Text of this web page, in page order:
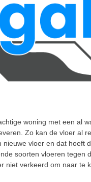
woning met een al
Zo kan de vloer al
nieuwe vloer en dat hoeft
soorten vloeren tegen
niet verkeerd om naar te